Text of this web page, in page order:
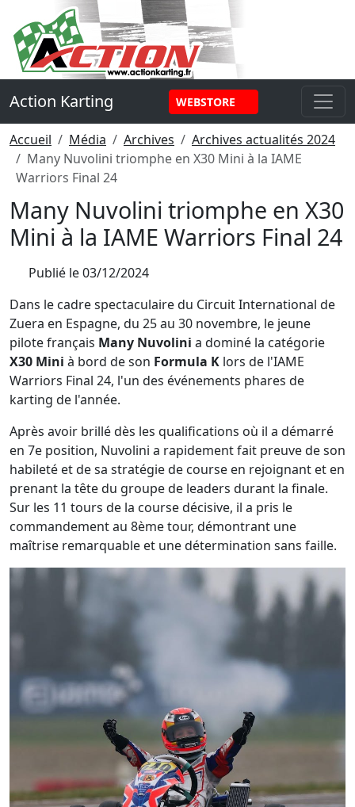
Panneau de gestion des cookies
Action Karting WEBSTORE
Accueil Média Archives
Archives actualités 2024
Many Nuvolini triomphe en X30 Mini à la IAME
Warriors Final 24
Many Nuvolini triomphe en X30
Mini à la IAME Warriors Final 24
Publié le03/12/2024
Dans le cadre spectaculaire du Circuit International de
Zuera en Espagne, du 25 au 30 novembre, le jeune
pilote français Many Nuvolini a dominé la catégorie
X30 Mini à bord de son Formula K lors de l'IAME
Warriors Final 24, l'un des événements phares de
karting de l'année.
Après avoir brillé dès les qualifications où il a démarré
en 7e position, Nuvolini a rapidement fait preuve de son
habileté et de sa stratégie de course en rejoignant et en
prenant la tête du groupe de leaders durant la finale.
Sur les 11 tours de la course décisive, il a pris le
commandement au 8ème tour, démontrant une
maîtrise remarquable et une détermination sans faille.